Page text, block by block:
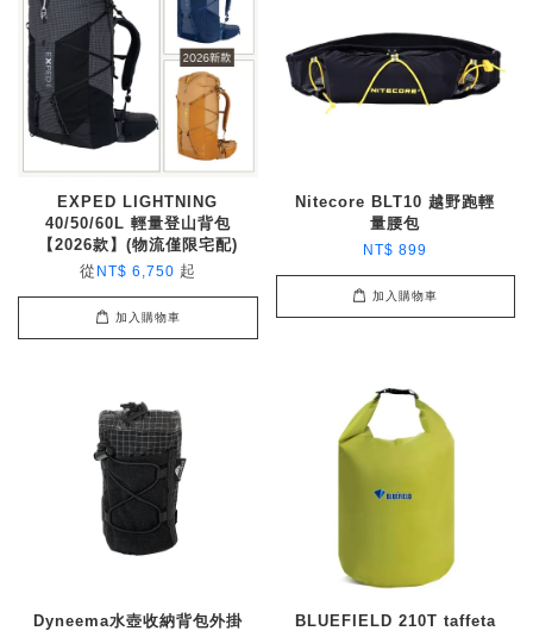
EXPED LIGHTNING
40/50/60L 輕量登山背包
【2026款】(物流僅限宅配)
從 NT$ 6,750 起
加入購物車
Nitecore BLT10 越野跑輕
量腰包
NT$ 899
加入購物車
Dyneema水壺收納背包外掛
BLUEFIELD 210T taffeta